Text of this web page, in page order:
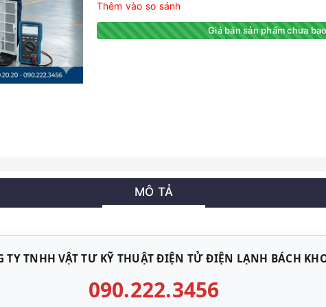
Thêm vào so sánh
Giá bán sản phẩm chưa
MÔ TẢ
TY TNHH VẬT TƯ KỸ THUẬT ĐIỆN TỬ ĐIỆN LẠNH BÁCH
090.222.3456